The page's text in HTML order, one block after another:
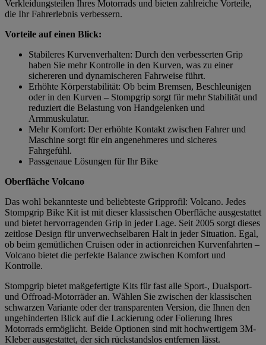
Verkleidungsteilen Ihres Motorrads und bieten zahlreiche Vorteile,
die Ihr Fahrerlebnis verbessern.
Vorteile auf einen Blick:
Stabileres Kurvenverhalten: Durch den verbesserten Grip
haben Sie mehr Kontrolle in den Kurven, was zu einer
sichereren und dynamischeren Fahrweise führt.
Erhöhte Körperstabilität: Ob beim Bremsen, Beschleunigen
oder in den Kurven – Stompgrip sorgt für mehr Stabilität und
reduziert die Belastung von Handgelenken und
Armmuskulatur.
Mehr Komfort: Der erhöhte Kontakt zwischen Fahrer und
Maschine sorgt für ein angenehmeres und sicheres
Fahrgefühl.
Passgenaue Lösungen für Ihr Bike
Oberfläche Volcano
Das wohl bekannteste und beliebteste Gripprofil: Volcano. Jedes
Stompgrip Bike Kit ist mit dieser klassischen Oberfläche ausgestattet
und bietet hervorragenden Grip in jeder Lage. Seit 2005 sorgt dieses
zeitlose Design für unverwechselbaren Halt in jeder Situation. Egal,
ob beim gemütlichen Cruisen oder in actionreichen Kurvenfahrten –
Volcano bietet die perfekte Balance zwischen Komfort und
Kontrolle.
Stompgrip bietet maßgefertigte Kits für fast alle Sport-, Dualsport-
und Offroad-Motorräder an. Wählen Sie zwischen der klassischen
schwarzen Variante oder der transparenten Version, die Ihnen den
ungehinderten Blick auf die Lackierung oder Folierung Ihres
Motorrads ermöglicht. Beide Optionen sind mit hochwertigem 3M-
Kleber ausgestattet, der sich rückstandslos entfernen lässt.